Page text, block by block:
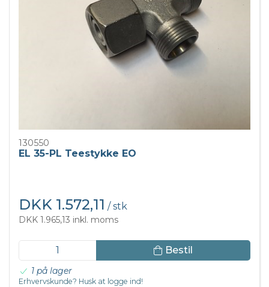
130550
EL 35-PL Teestykke EO
DKK 1.572,11 / stk
DKK 1.965,13 inkl. moms
Bestil
1 på lager
Erhvervskunde? Husk at logge ind!